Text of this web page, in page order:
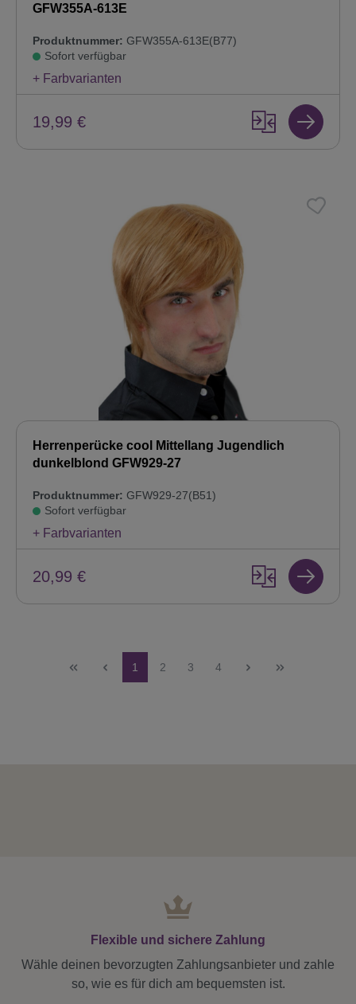
GFW355A-613E
Produktnummer: GFW355A-613E(B77)
Sofort verfügbar
+ Farbvarianten
19,99 €
Herrenperücke cool Mittellang Jugendlich
dunkelblond GFW929-27
Produktnummer: GFW929-27(B51)
Sofort verfügbar
+ Farbvarianten
20,99 €
Seite
1 Seite
2 Seite
3 Seite
4
Flexible und sichere Zahlung
Wähle deinen bevorzugten Zahlungsanbieter und zahle
so, wie es für dich am bequemsten ist.